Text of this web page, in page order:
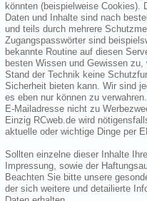
könnten (beispielweise Cookies).
Daten und Inhalte sind nach
und teils durch mehrere
Zugangspasswörter sind
bekannte Routine auf diesen
besten Wissen und Gewissen
Stand der Technik keine
Sicherheit bieten kann. Wir sind
es eben nur können zu
E-Mailadresse nicht zu
Einzig RCweb.de wird
aktuelle oder wichtige Dinge per
Sollten einzelne dieser Inhalte
Impressung, sowie der
Beachten Sie bitte unsere
der sich weitere und detailierte